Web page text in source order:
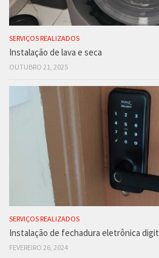
SERVIÇOS REALIZADOS
Instalação de lava e seca
OUTUBRO 21, 2025
SERVIÇOS REALIZADOS
Instalação de fechadura eletrônica
FEVEREIRO 26, 2024